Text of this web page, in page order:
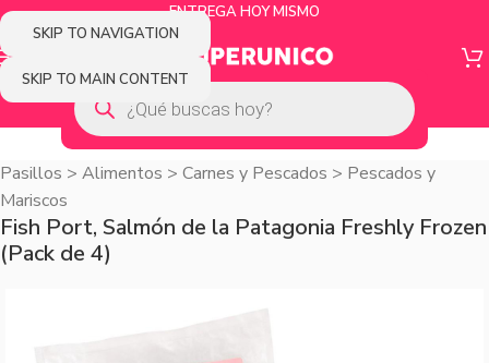
SKIP TO NAVIGATION
SKIP TO MAIN CONTENT
ENTREGA HOY MISMO
Pasillos > Alimentos > Carnes y Pescados > Pescados y
Mariscos
Fish Port, Salmón de la Patagonia Freshly Frozen
(Pack de 4)